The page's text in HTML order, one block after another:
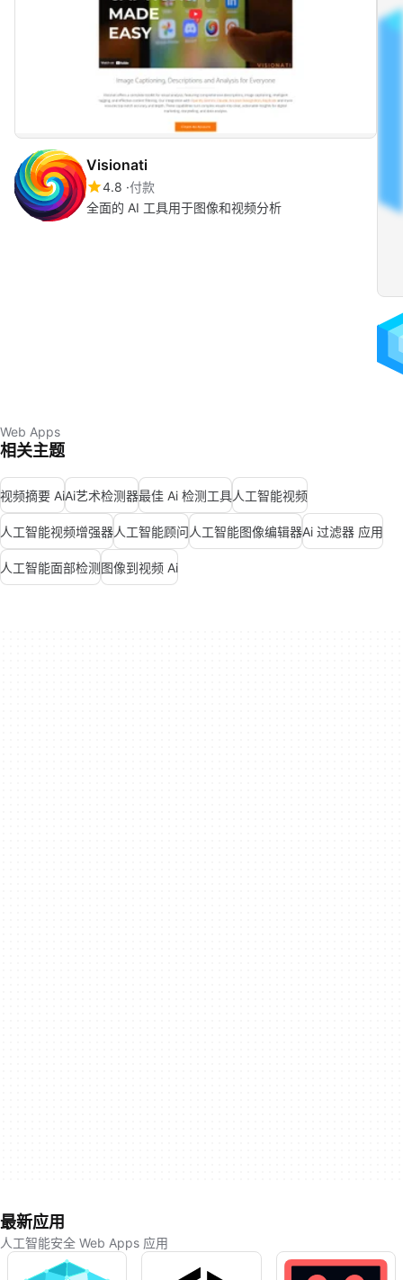
Visionati
4.8 付款
全面的 AI 工具用于图像和视频分析
Web Apps
相关主题
视频摘要 AiAi艺术检测器最佳 Ai 检测工具人工智能视频
人工智能视频增强器人工智能顾问人工智能图像编辑器Ai 过滤器 应用
人工智能面部检测图像到视频 Ai
最新应用
人工智能安全 Web Apps 应用